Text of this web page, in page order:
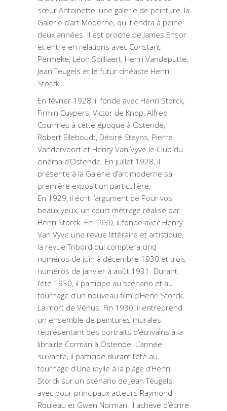
sœur Antoinette, une galerie de peinture, la
Galerie d’art Moderne, qui tiendra à peine
deux années. Il est proche de James Ensor
et entre en relations avec Constant
Permeke, Léon Spilliaert, Henri Vandeputte,
Jean Teugels et le futur cinéaste Henri
Storck.
En février 1928, il fonde avec Henri Storck,
Firmin Cuypers, Victor de Knop, Alfred
Courmes à cette époque à Ostende,
Robert Elleboudt, Désiré Steyns, Pierre
Vandervoort et Henry Van Vyve le Club du
cinéma d’Ostende. En juillet 1928, il
présente à la Galerie d’art moderne sa
première exposition particulière.
En 1929, il écrit l’argument de Pour vos
beaux yeux, un court métrage réalisé par
Henri Storck. En 1930, il fonde avec Henry
Van Vyve une revue littéraire et artistique,
la revue Tribord qui comptera cinq
numéros de juin à décembre 1930 et trois
numéros de janvier à août 1931. Durant
l’été 1930, il participe au scénario et au
tournage d’un nouveau film d’Henri Storck,
La mort de Vénus. Fin 1930, il entreprend
un ensemble de peintures murales
représentant des portraits d’écrivains à la
librairie Corman à Ostende. L’année
suivante, il participe durant l’été au
tournage d’Une idylle à la plage d’Henri
Storck sur un scénario de Jean Teugels,
avec pour principaux acteurs Raymond
Rouleau et Gwen Norman. Il achève d’écrire